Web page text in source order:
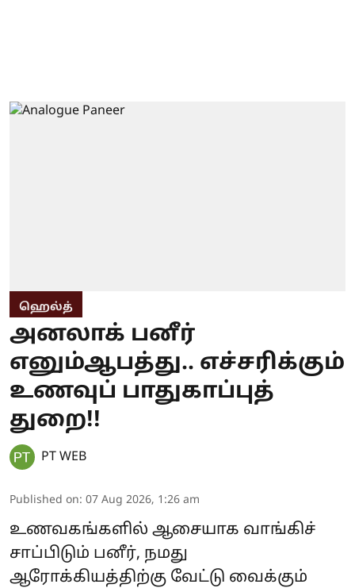
ஹெல்த்
அனலாக் பனீர்
எனும்ஆபத்து.. எச்சரிக்கும்
உணவுப் பாதுகாப்புத்
துறை!!
PT WEB
Published on: 07 Aug 2026, 1:26 am
உணவகங்களில் ஆசையாக வாங்கிச்
சாப்பிடும் பனீர், நமது
ஆரோக்கியத்திற்கு வேட்டு வைக்கும்